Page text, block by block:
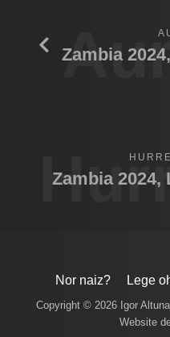
Zambia 2024,
Nor naiz? Lege
Copyright © 2026 Igor
Website